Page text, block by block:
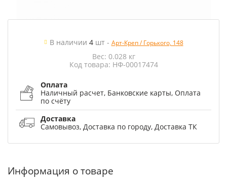
В наличии 4шт- Арт-Креп / Горького, 148
Вес: 0.028 кг
Код товара: НФ-00017474
Оплата
Наличный расчет, Банковские карты, Оплата
по счёту
Доставка
Самовывоз, Доставка по городу, Доставка ТК
Информация о товаре